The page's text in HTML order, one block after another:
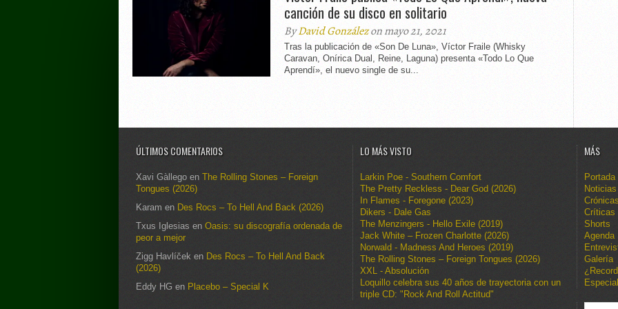
canción de su disco en solitario
ByDavid Gonzálezon mayo 21, 2021
Tras la publicación de «Son De Luna», Víctor Fraile (Whisky
Caravan, Onírica Dual, Reine, Laguna) presenta «Todo Lo Que
Aprendí», el nuevo single de su...
ÚLTIMOS COMENTARIOS
Xavi Gàllego en The Rolling Stones – Foreign
Tongues (2026)
Karam en Des Rocs – To Hell And Back (2026)
Txus Iglesias en Oasis: su discografía ordenada de
peor a mejor
Zigg Havlíček en Des Rocs – To Hell And Back
(2026)
Eddy HG en Placebo – Special K
LO MÁS VISTO
Larkin Poe - Southern Comfort
The Pretty Reckless - Dear God (2026)
In Flames - Foregone (2023)
Dikers - Dale Gas
The Menzingers - Hello Exile (2019)
Jack White – Frozen Charlotte (2026)
Norwald - Madness And Heroes (2019)
The Rolling Stones – Foreign Tongues (2026)
XXL - Absolución
Loquillo celebra sus 40 años de trayectoria con un
triple CD: "Rock And Roll Actitud"
MÁS
Portada
Noticias
Críticas
Shorts
Agenda
Galería